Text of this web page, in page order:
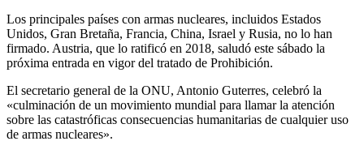
Los principales países con armas nucleares, incluidos Estados
Unidos, Gran Bretaña, Francia, China, Israel y Rusia, no lo han
firmado. Austria, que lo ratificó en 2018, saludó este sábado la
próxima entrada en vigor del tratado de Prohibición.
El secretario general de la ONU, Antonio Guterres, celebró la
«culminación de un movimiento mundial para llamar la atención
sobre las catastróficas consecuencias humanitarias de cualquier uso
de armas nucleares».